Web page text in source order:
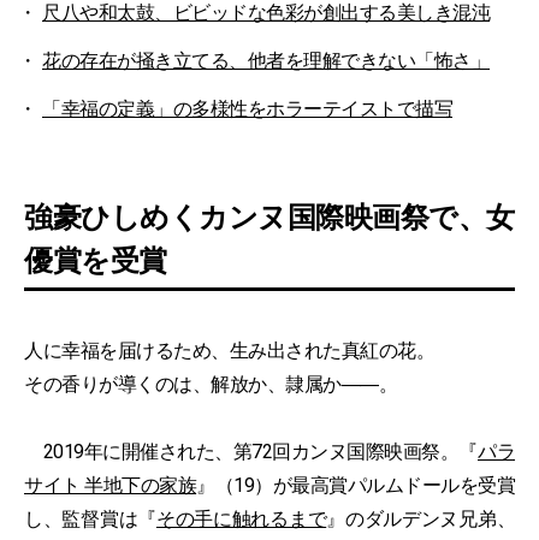
尺八や和太鼓、ビビッドな色彩が創出する美しき混沌
花の存在が掻き立てる、他者を理解できない「怖さ」
「幸福の定義」の多様性をホラーテイストで描写
強豪ひしめくカンヌ国際映画祭で、女
優賞を受賞
人に幸福を届けるため、生み出された真紅の花。
その香りが導くのは、解放か、隷属か――。
2019年に開催された、第72回カンヌ国際映画祭。『パラ
サイト 半地下の家族』（19）が最高賞パルムドールを受賞
し、監督賞は『その手に触れるまで』のダルデンヌ兄弟、